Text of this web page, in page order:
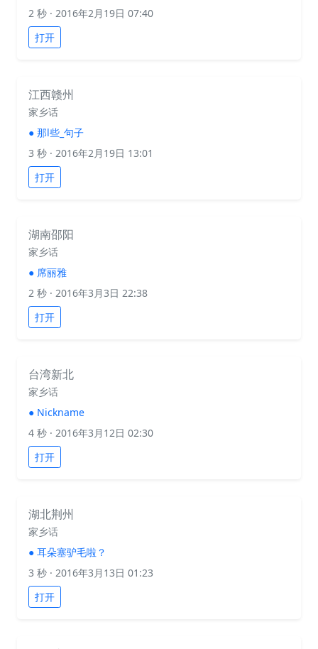
2 秒 · 2016年2月19日 07:40
打开
江西赣州
家乡话
● 那l些_句子
3 秒 · 2016年2月19日 13:01
打开
湖南邵阳
家乡话
● 席丽雅
2 秒 · 2016年3月3日 22:38
打开
台湾新北
家乡话
● Nickname
4 秒 · 2016年3月12日 02:30
打开
湖北荆州
家乡话
● 耳朵塞驴毛啦？
3 秒 · 2016年3月13日 01:23
打开